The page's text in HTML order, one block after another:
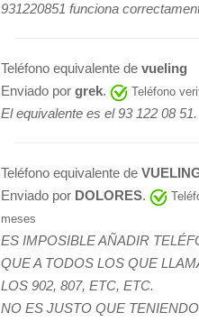
931220851 funciona
Teléfono equivalente de vueling
Enviado por grek. Teléfono
El equivalente es el 93 122 08
Teléfono equivalente de
Enviado por DOLORES.
meses
ES IMPOSIBLE AÑADIR
QUE A TODOS LOS QUE
LOS 902, 807, ETC, ETC.
NO ES JUSTO QUE